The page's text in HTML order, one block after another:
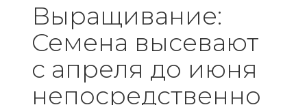
Выращивание:
Семена высевают
с апреля до июня
непосредственно